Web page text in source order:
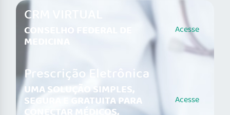
CRM VIRTUAL
CONSELHO FEDERAL DE
MEDICINA
Acesse
Prescrição Eletrônica
UMA SOLUÇÃO SIMPLES,
SEGURA E GRATUITA PARA Acesse